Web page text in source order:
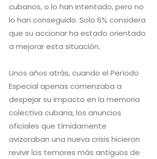
cubanos, o lo han intentado, pero no
lo han conseguido. Solo 6% considera
que su accionar ha estado orientado
a mejorar esta situación.
Unos años atrás, cuando el Período
Especial apenas comenzaba a
despejar su impacto en la memoria
colectiva cubana, los anuncios
oficiales que tímidamente
avizoraban una nueva crisis hicieron
revivir los temores más antiguos de